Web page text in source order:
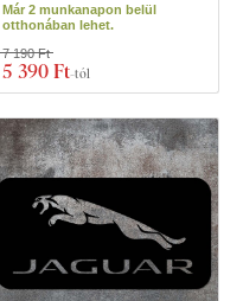
Már 2 munkanapon belül
otthonában lehet.
5 390 Ft-tól
7 190 Ft